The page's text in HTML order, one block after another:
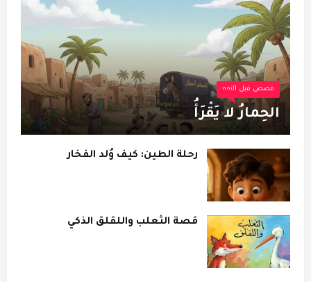
قصص قبل النوم
الحِمارُ لا يَقْرَأُ
رحلة الطين: كيف وُلد الفخار
قصة الثعلب واللقلق الذكي